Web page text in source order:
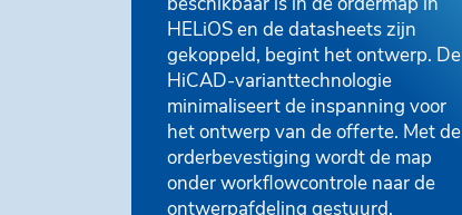
HELiOS en de datasheets zijn
gekoppeld, begint het ontwerp. De
HiCAD-varianttechnologie
minimaliseert de inspanning voor
het ontwerp van de offerte. Met de
orderbevestiging wordt de map
onder workflowcontrole naar de
ontwerpafdeling gestuurd.